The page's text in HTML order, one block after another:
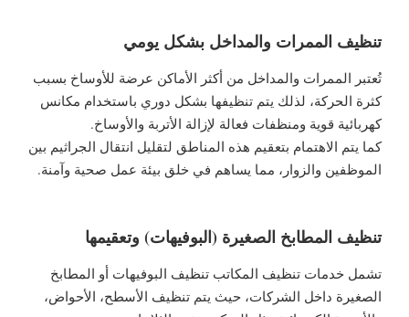
تنظيف الممرات والمداخل بشكل يومي
تُعتبر الممرات والمداخل من أكثر الأماكن عرضة للأوساخ بسبب
كثرة الحركة، لذلك يتم تنظيفها بشكل دوري باستخدام مكانس
كهربائية قوية ومنظفات فعالة لإزالة الأتربة والأوساخ.
كما يتم الاهتمام بتعقيم هذه المناطق لتقليل انتقال الجراثيم بين
الموظفين والزوار، مما يساهم في خلق بيئة عمل صحية وآمنة.
تنظيف المطابخ الصغيرة (البوفيهات) وتعقيمها
تشمل خدمات تنظيف المكاتب تنظيف البوفيهات أو المطابخ
الصغيرة داخل الشركات، حيث يتم تنظيف الأسطح، الأحواض،